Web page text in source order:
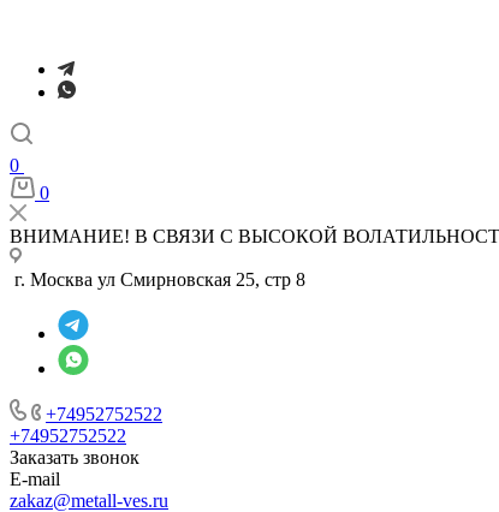
0
0
ВНИМАНИЕ! В СВЯЗИ С ВЫСОКОЙ
г. Москва ул Смирновская 25, стр 8
+74952752522
+74952752522
Заказать звонок
E-mail
zakaz@metall-ves.ru